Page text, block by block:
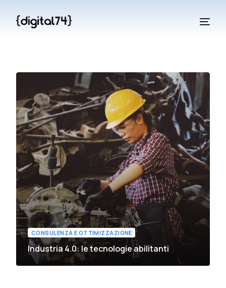
CONSULENZA E OTTIMIZZAZIONE
Industria 4.0: le tecnologie abilitanti